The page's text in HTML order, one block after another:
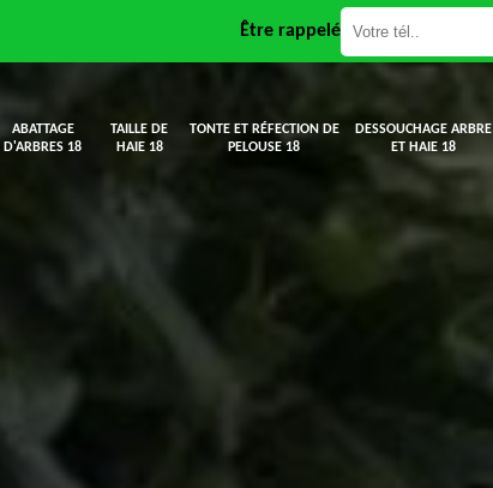
Être rappelé
ABATTAGE
D'ARBRES 18
TAILLE DE
HAIE 18
TONTE ET RÉFECTION DE
PELOUSE 18
DESSOUCHAGE ARBRE
ET HAIE 18